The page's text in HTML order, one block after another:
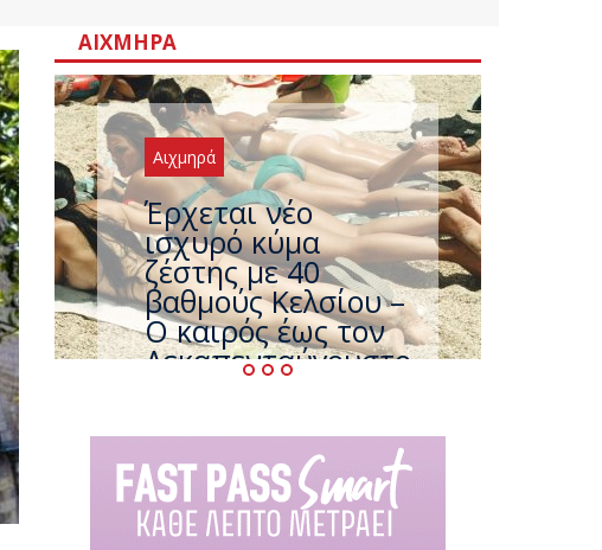
ΑΙΧΜΗΡΆ
Αιχμηρά
Άφαντος ο
Τσίπρας… την ώρα
που η χώρα
καίγεται